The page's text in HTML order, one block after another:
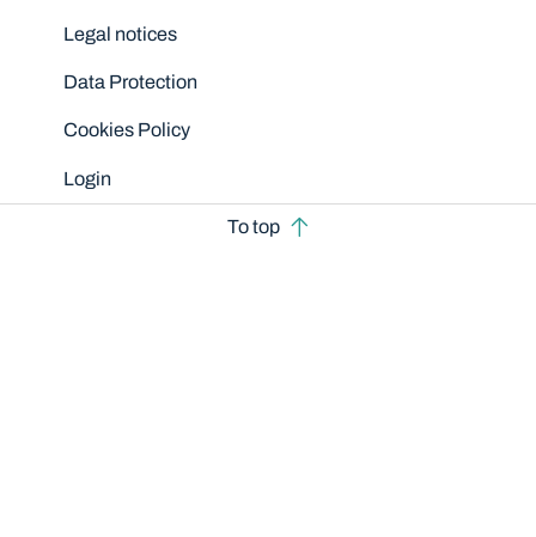
Legal notices
Data Protection
Cookies Policy
Login
To top